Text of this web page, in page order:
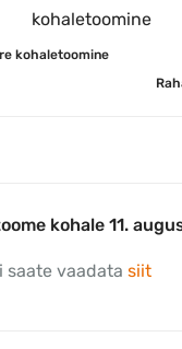
kohaletoomine
kohale 11.
saate vaadatasiit